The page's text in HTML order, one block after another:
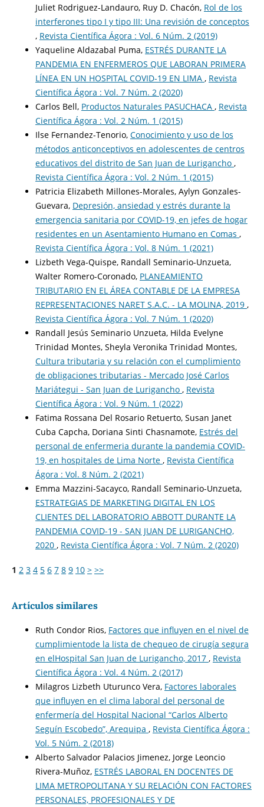
Juliet Rodriguez-Landauro, Ruy D. Chacón, Rol de los
interferones tipo I y tipo III: Una revisión de conceptos
, Revista Científica Ágora : Vol. 6 Núm. 2 (2019)
Yaqueline Aldazabal Puma, ESTRÉS DURANTE LA
PANDEMIA EN ENFERMEROS QUE LABORAN PRIMERA
LÍNEA EN UN HOSPITAL COVID-19 EN LIMA , Revista
Científica Ágora : Vol. 7 Núm. 2 (2020)
Carlos Bell, Productos Naturales PASUCHACA , Revista
Científica Ágora : Vol. 2 Núm. 1 (2015)
Ilse Fernandez-Tenorio, Conocimiento y uso de los
métodos anticonceptivos en adolescentes de centros
educativos del distrito de San Juan de Lurigancho ,
Revista Científica Ágora : Vol. 2 Núm. 1 (2015)
Patricia Elizabeth Millones-Morales, Aylyn Gonzales-
Guevara, Depresión, ansiedad y estrés durante la
emergencia sanitaria por COVID-19, en jefes de hogar
residentes en un Asentamiento Humano en Comas ,
Revista Científica Ágora : Vol. 8 Núm. 1 (2021)
Lizbeth Vega-Quispe, Randall Seminario-Unzueta,
Walter Romero-Coronado, PLANEAMIENTO
TRIBUTARIO EN EL ÁREA CONTABLE DE LA EMPRESA
REPRESENTACIONES NARET S.A.C. - LA MOLINA, 2019 ,
Revista Científica Ágora : Vol. 7 Núm. 1 (2020)
Randall Jesús Seminario Unzueta, Hilda Evelyne
Trinidad Montes, Sheyla Veronika Trinidad Montes,
Cultura tributaria y su relación con el cumplimiento
de obligaciones tributarias - Mercado José Carlos
Mariátegui - San Juan de Lurigancho , Revista
Científica Ágora : Vol. 9 Núm. 1 (2022)
Fatima Rossana Del Rosario Retuerto, Susan Janet
Cuba Capcha, Doriana Sinti Chasnamote, Estrés del
personal de enfermeria durante la pandemia COVID-
19, en hospitales de Lima Norte , Revista Científica
Ágora : Vol. 8 Núm. 2 (2021)
Emma Mazzini-Sacayco, Randall Seminario-Unzueta,
ESTRATEGIAS DE MARKETING DIGITAL EN LOS
CLIENTES DEL LABORATORIO ABBOTT DURANTE LA
PANDEMIA COVID-19 - SAN JUAN DE LURIGANCHO,
2020 , Revista Científica Ágora : Vol. 7 Núm. 2 (2020)
1 2 3 4 5 6 7 8 9 10 > >>
Artículos similares
Ruth Condor Rios, Factores que influyen en el nivel de
cumplimientode la lista de chequeo de cirugía segura
en elHospital San Juan de Lurigancho, 2017 , Revista
Científica Ágora : Vol. 4 Núm. 2 (2017)
Milagros Lizbeth Uturunco Vera, Factores laborales
que influyen en el clima laboral del personal de
enfermería del Hospital Nacional “Carlos Alberto
Seguín Escobedo”, Arequipa , Revista Científica Ágora :
Vol. 5 Núm. 2 (2018)
Alberto Salvador Palacios Jimenez, Jorge Leoncio
Rivera-Muñoz, ESTRÉS LABORAL EN DOCENTES DE
LIMA METROPOLITANA Y SU RELACIÓN CON FACTORES
PERSONALES, PROFESIONALES Y DE